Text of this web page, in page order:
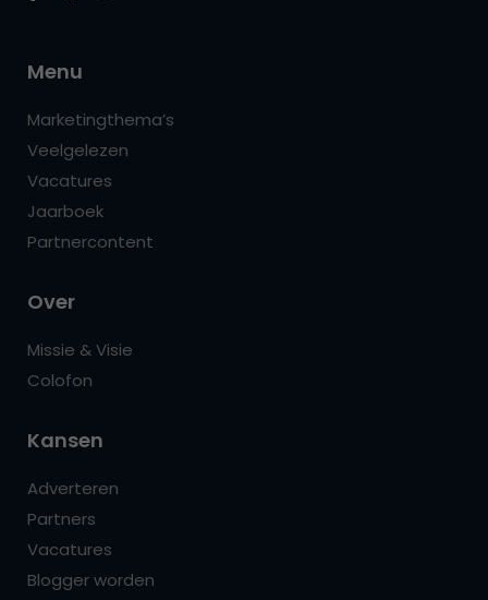
Menu
Marketingthema’s
Veelgelezen
Vacatures
Jaarboek
Partnercontent
Over
Missie & Visie
Colofon
Kansen
Adverteren
Partners
Vacatures
Blogger worden